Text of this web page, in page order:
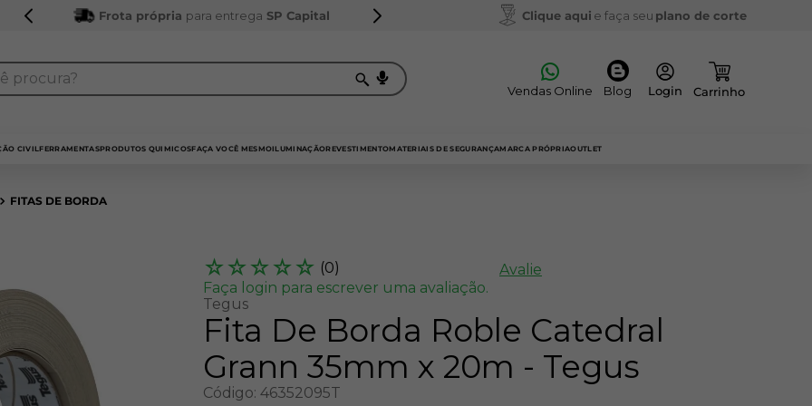
Frota própria para entrega SP Capital Clique aqui e faça seu plano de corte
Vendas Online Blog
CIVILFERRAMENTASPRODUTOS QUIMICOSFAÇA VOCÊ MESMOILUMINAÇÃOREVESTIMENTOMATERIAIS DE SEGURANÇAMARCA PRÓPRIAOUTLET
FITAS DE BORDA
☆ ☆ ☆ ☆ ☆ (0)
Faça login para escrever uma avaliação.
Avalie
Tegus
Fita De Borda Roble Catedral
Grann 35mm x 20m - Tegus
Código: 46352095T
1º
sarrafo
5º
mdf 15mm
6
7º
napa
8
mdf a4
9 º
pinus